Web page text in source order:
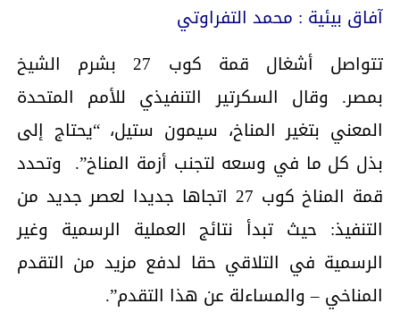
آفاق بيئية : محمد التفراوتي
تتواصل أشغال قمة كوب 27 بشرم الشيخ
بمصر. وقال السكرتير التنفيذي للأمم المتحدة
المعني بتغير المناخ، سيمون ستيل، “يحتاج إلى
بذل كل ما في وسعه لتجنب أزمة المناخ”. وتحدد
قمة المناخ كوب 27 اتجاها جديدا لعصر جديد من
التنفيذ: حيث تبدأ نتائج العملية الرسمية وغير
الرسمية في التلاقي حقا لدفع مزيد من التقدم
المناخي – والمساءلة عن هذا التقدم”.